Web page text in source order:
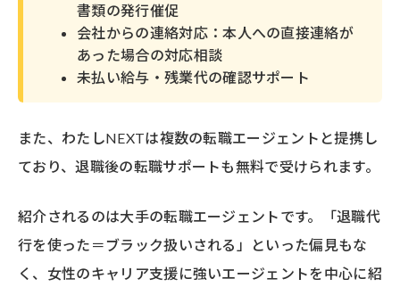
書類の発行催促
会社からの連絡対応：本人への直接連絡が
あった場合の対応相談
未払い給与・残業代の確認サポート
また、わたしNEXTは複数の転職エージェントと提携し
ており、退職後の転職サポートも無料で受けられます。
紹介されるのは大手の転職エージェントです。「退職代
行を使った＝ブラック扱いされる」といった偏見もな
く、女性のキャリア支援に強いエージェントを中心に紹